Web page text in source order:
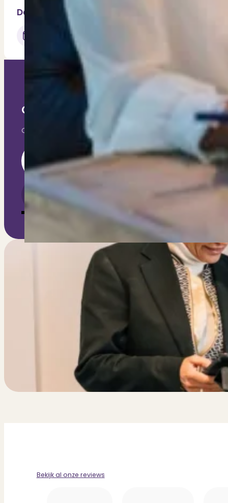
Partners
Maak gebruik van ons netwerk
Verenigingen
PUUR* is aangesloten bij...
Delen via..
Geef jouw huis meerwaarde,
Our exclusive content will keep you informed and
Ik ga akkoord met het ontvangen van e-mails van
Bekijk al onze reviews